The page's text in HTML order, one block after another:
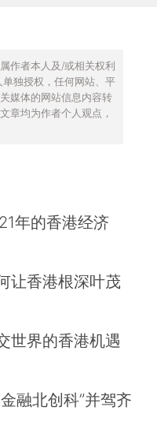
作者本人及/或相关权利
独授权，任何网站、平
媒体的网站信息内容转
章均为作者个人观点，
年的香港经济
让香港根深叶茂
世界的香港机遇
融北创科”并驾齐